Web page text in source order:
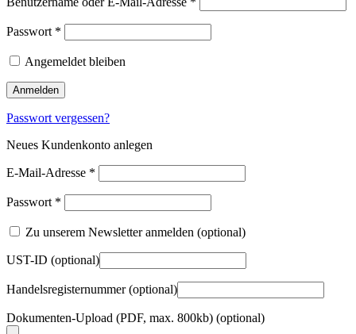
Passwort *
Angemeldet bleiben
Anmelden
Passwort vergessen?
Neues Kundenkonto anlegen
E-Mail-Adresse *
Passwort *
Zu unserem Newsletter anmelden (optional)
UST-ID (optional)
Handelsregisternummer(optional)
Dokumenten-Upload (PDF, max. 800kb) (optional)